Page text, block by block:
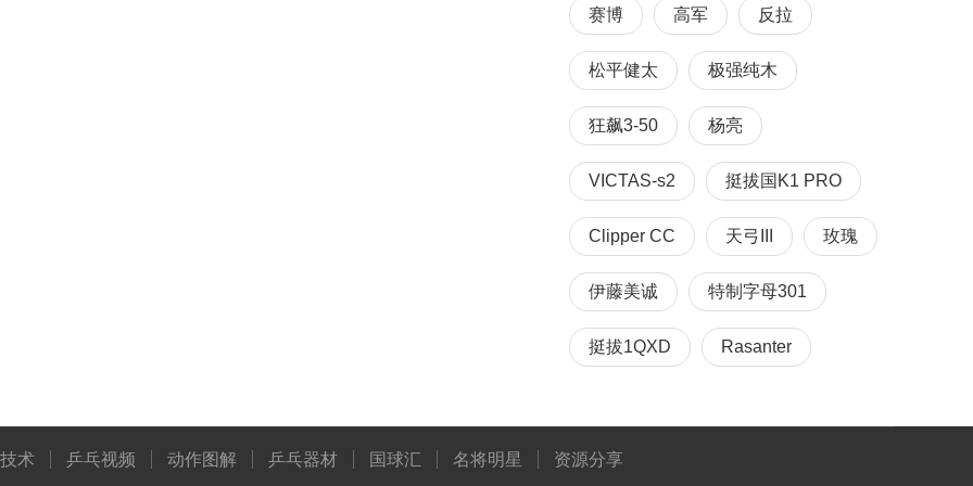
赛博 高军 反拉
松平健太 极强纯木
狂飙3-50 杨亮
VICTAS-s2 挺拔国K1 PRO
Clipper CC 天弓III 玫瑰
伊藤美诚 特制字母301
挺拔1QXD Rasanter
术 乒乓视频 动作图解 乒乓器材 国球汇 名将明星 资源分享